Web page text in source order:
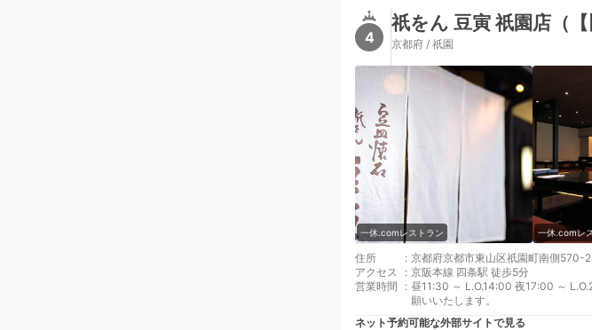
4
祇をん 豆寅 祇園店（【
京都府 / 祇園
一休.comレストラン 一休.comレ
住所 : 京都府京都市東山区祇園町南側570-
アクセス
: 京阪本線 四条駅 徒歩5分
営業時間
: 昼11:30 ～ L.O.14:00 夜17:00 ～
願いいたします。
ネット予約可能な外部サイトで見る